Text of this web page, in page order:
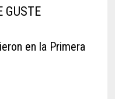
GUSTE
en la Primera